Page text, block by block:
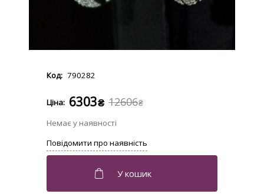
790282
12606₴
6303₴